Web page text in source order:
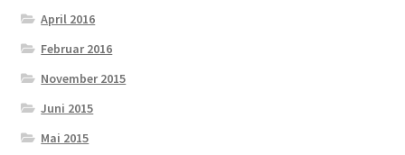
April 2016
Februar 2016
November 2015
Juni 2015
Mai 2015